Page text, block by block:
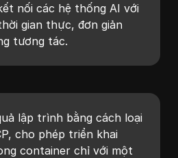
nối các hệ thống AI với
gian thực, đơn giản
tương tác.
lập trình bằng cách loại
cho phép triển khai
container chỉ với một